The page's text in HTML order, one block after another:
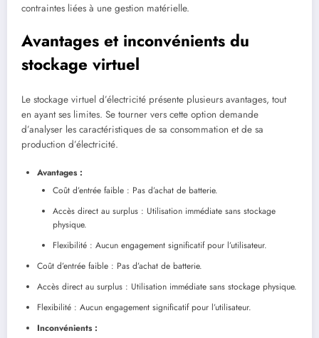
contraintes liées à une gestion matérielle.
Avantages et inconvénients du
stockage virtuel
Le stockage virtuel d’électricité présente plusieurs avantages, tout
en ayant ses limites. Se tourner vers cette option demande
d’analyser les caractéristiques de sa consommation et de sa
production d’électricité.
Avantages :
Coût d’entrée faible : Pas d’achat de batterie.
Accès direct au surplus : Utilisation immédiate sans stockage
physique.
Flexibilité : Aucun engagement significatif pour l’utilisateur.
Coût d’entrée faible : Pas d’achat de batterie.
Accès direct au surplus : Utilisation immédiate sans stockage physique.
Flexibilité : Aucun engagement significatif pour l’utilisateur.
Inconvénients :